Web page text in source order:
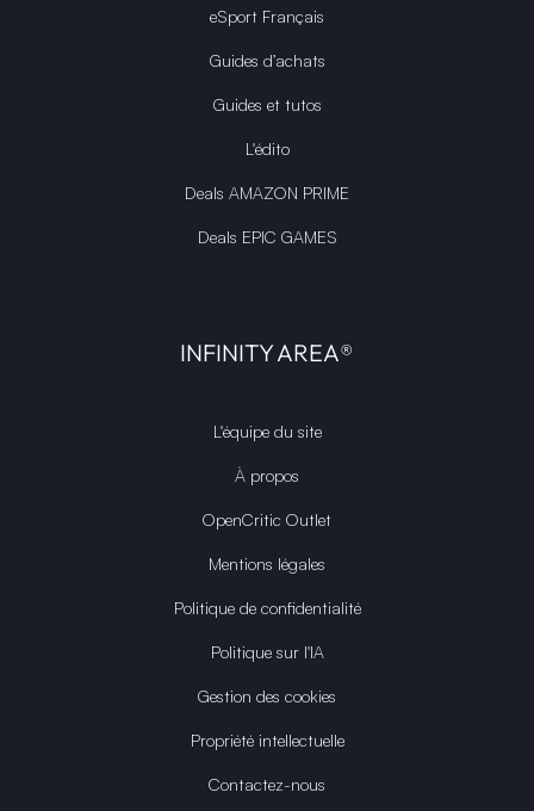
eSport Français
Guides d’achats
Guides et tutos
L'édito
Deals AMAZON PRIME
Deals EPIC GAMES
INFINITY AREA®
L'équipe du site
À propos
OpenCritic Outlet
Mentions légales
Politique de confidentialité
Politique sur l'IA
Gestion des cookies
Propriété intellectuelle
Contactez-nous